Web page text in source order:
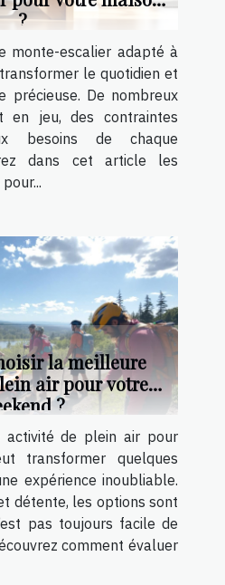
?
monte-escalier adapté à
le quotidien et
précieuse. De nombreux
en jeu, des contraintes
besoins de chaque
dans cet article les
la meilleure
air pour votre
?
activité de plein air pour
transformer quelques
expérience inoubliable.
détente, les options sont
pas toujours facile de
comment évaluer